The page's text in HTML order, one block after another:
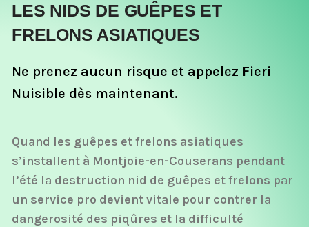
LES NIDS DE GUÊPES ET
FRELONS ASIATIQUES
Ne prenez aucun risque et appelez Fieri
Nuisible dès maintenant.
Quand les guêpes et frelons asiatiques
s’installent à Montjoie-en-Couserans pendant
l’été la destruction nid de guêpes et frelons par
un service pro devient vitale pour contrer la
dangerosité des piqûres et la difficulté